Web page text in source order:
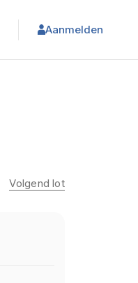
Aanmelden
Volgend lot